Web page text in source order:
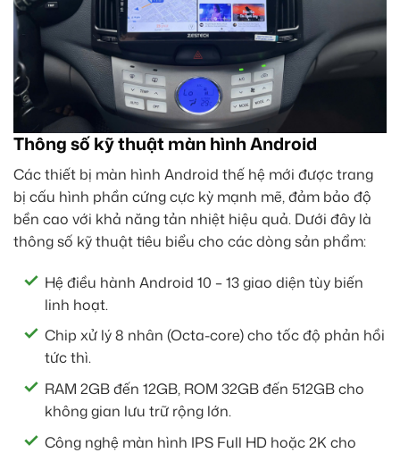
Thông số kỹ thuật màn hình Android
Các thiết bị màn hình Android thế hệ mới được trang
bị cấu hình phần cứng cực kỳ mạnh mẽ, đảm bảo độ
bền cao với khả năng tản nhiệt hiệu quả. Dưới đây là
thông số kỹ thuật tiêu biểu cho các dòng sản phẩm:
Hệ điều hành Android 10 – 13 giao diện tùy biến
linh hoạt.
Chip xử lý 8 nhân (Octa-core) cho tốc độ phản hồi
tức thì.
RAM 2GB đến 12GB, ROM 32GB đến 512GB cho
không gian lưu trữ rộng lớn.
Công nghệ màn hình IPS Full HD hoặc 2K cho